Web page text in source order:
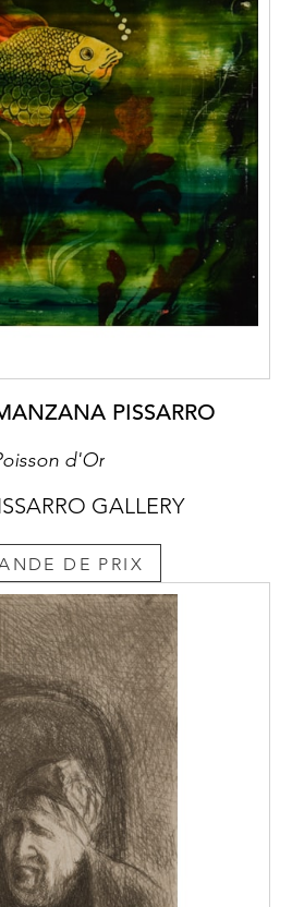
PISSARRO
d'Or
GALLERY
DE PRIX